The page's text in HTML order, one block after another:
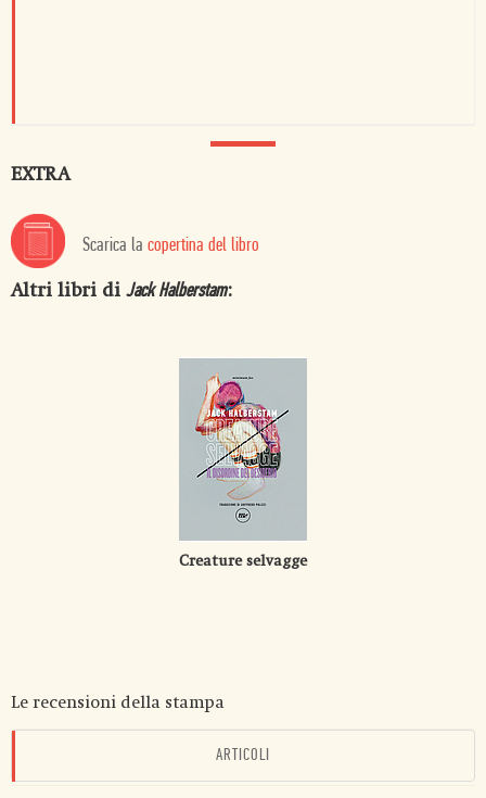
EXTRA
Scarica la copertina del libro
Altri libri di Jack Halberstam:
Creature selvagge
Le recensioni della stampa
ARTICOLI